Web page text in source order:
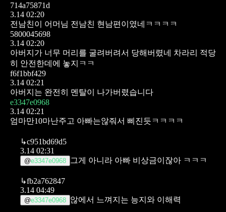
714a75871d
3.14 02:20
전남친이 어머님 전남친 현남편이였네ㅋㅋㅋㅋ
5800045698
3.14 02:20
아버지가 너무 머리를 굴려버려서 당해버렸네 차라리 적당
히 안전한데에 놓지ㅋㅋ
f6f1bbf429
3.14 02:21
아버지는 완전히 멘탈이 나가버렸습니다
e3347e0968
3.14 02:21
엄마만10마난주고 아빠는않줘서 삐진듯ㅋㅋㅋㅋ
↳c951bd69d5
3.14 02:31
@e3347e0968 그게 아니라 아빠 비상금이잖아 ㅋㅋㅋ
↳fb2a762847
3.14 04:49
@e3347e0968 않에서 느껴지는 능지와 이해력